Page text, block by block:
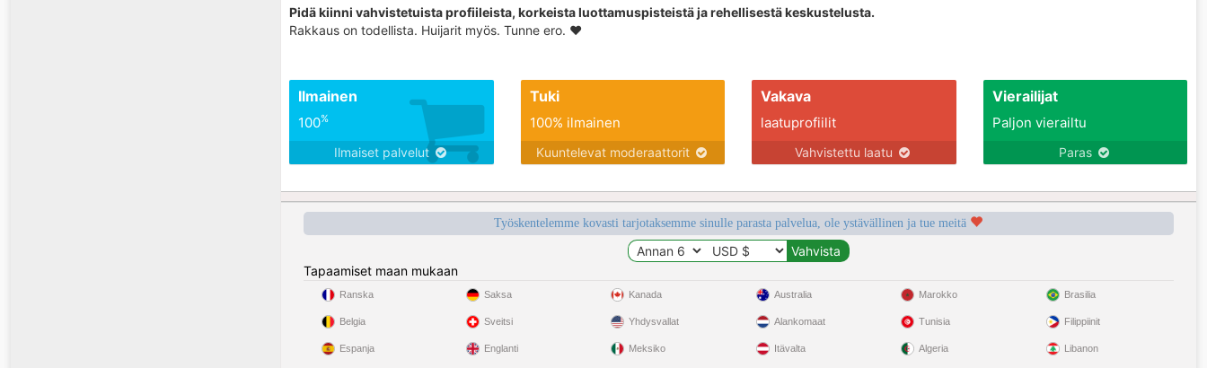
Pidä kiinni vahvistetuista profiileista, korkeista luottamuspisteistä ja rehellisestä keskustelusta.
Rakkaus on todellista. Huijarit myös. Tunne ero. ❤️
Ilmainen
100%
Ilmaiset palvelut
Tuki
100% ilmainen
Kuuntelevat moderaattorit
Vakava
laatuprofiilit
Vahvistettu laatu
Vierailijat
Paljon vierailtu
Paras
Työskentelemme kovasti tarjotaksemme sinulle parasta palvelua, ole ystävällinen ja tue meitä
Tapaamiset maan mukaan
Ranska
Belgia
Espanja
Saksa
Sveitsi
Englanti
Kanada
Yhdysvallat
Meksiko
Australia
Alankomaat
Itävalta
Marokko
Tunisia
Algeria
Brasilia
Filippiinit
Libanon